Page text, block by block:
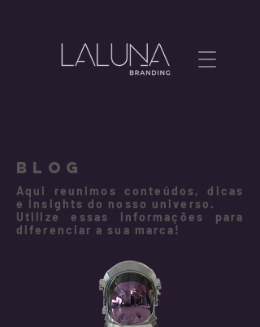
BLOG
Aqui reunimos conteúdos, dicas
e insights do nosso universo.
Utilize essas informações para
diferenciar a sua marca!